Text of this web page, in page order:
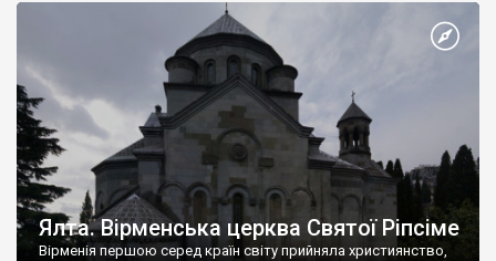
Херсонесі Володимир-язичник, став Василем-християнином.
А потім було Хрещення Русі. На честь Херсонесу Таврійського
Ялта. Вірменська церква Святої Ріпсіме
Вірменія першою серед країн світу прийняла християнство,